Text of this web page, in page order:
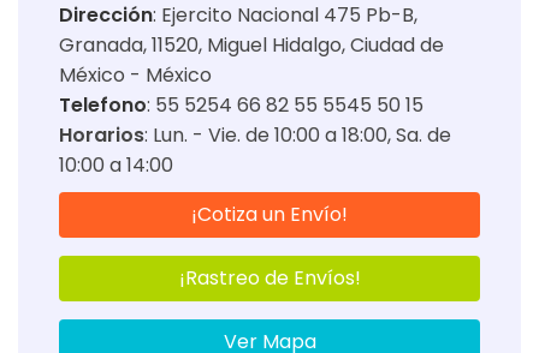
Dirección: Ejercito Nacional 475 Pb-B,
Granada, 11520, Miguel Hidalgo, Ciudad de
México - México
Telefono: 55 5254 66 82 55 5545 50 15
Horarios: Lun. - Vie. de 10:00 a 18:00 Sa. de
10:00 a 14:00
¡Cotiza un Envío!
¡Rastreo de Envíos!
Ver Mapa